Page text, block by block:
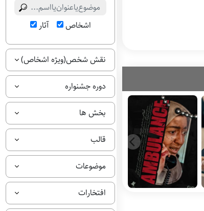
اشخاص آثار
نقش شخص(ویژه اشخاص)
دوره جشنواره
بخش ها
قالب
موضوعات
افتخارات